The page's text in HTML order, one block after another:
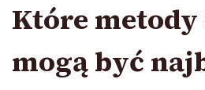
Które metody
mogą być